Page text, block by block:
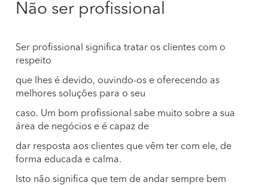
Não ser profissional
Ser profissional significa tratar os clientes com o
respeito
que lhes é devido, ouvindo-os e oferecendo as
melhores soluções para o seu
caso. Um bom profissional sabe muito sobre a sua
área de negócios e é capaz de
dar resposta aos clientes que vêm ter com ele, de
forma educada e calma.
Isto não significa que tem de andar sempre bem